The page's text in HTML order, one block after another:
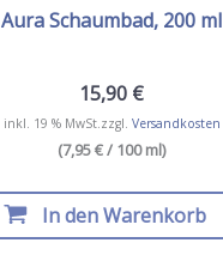
Aura Schaumbad, 200 ml
15,90 €
inkl. 19 % MwSt.zzgl. Versandkosten
(7,95 € / 100 ml)
In den Warenkorb